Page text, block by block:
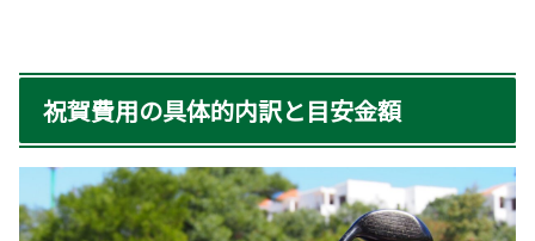
祝賀費用の具体的内訳と目安金額